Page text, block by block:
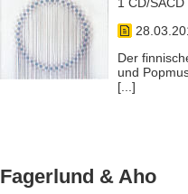
Der
und
[...]
Fagerlund & Aho